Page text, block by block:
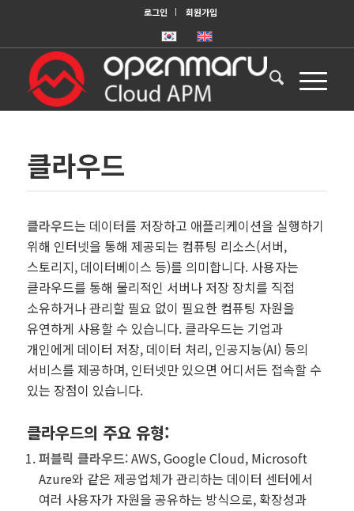
로그인 회원가입
클라우드
클라우드는 데이터를 저장하고 애플리케이션을 실행하기
위해 인터넷을 통해 제공되는 컴퓨팅 리소스(서버,
스토리지, 데이터베이스 등)를 의미합니다. 사용자는
클라우드를 통해 물리적인 서버나 저장 장치를 직접
소유하거나 관리할 필요 없이 필요한 컴퓨팅 자원을
유연하게 사용할 수 있습니다. 클라우드는 기업과
개인에게 데이터 저장, 데이터 처리, 인공지능(AI) 등의
서비스를 제공하며, 인터넷만 있으면 어디서든 접속할 수
있는 장점이 있습니다.
클라우드의 주요 유형:
퍼블릭 클라우드: AWS, Google Cloud, Microsoft
Azure와 같은 제공업체가 관리하는 데이터 센터에서
여러 사용자가 자원을 공유하는 방식으로, 확장성과